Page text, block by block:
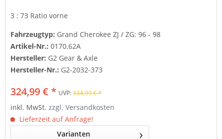
3 : 73 Ratiovorne
Fahrzeugtyp: Grand Cherokee ZJ / ZG: 96 - 98
Artikel-Nr.:0170.62A
Hersteller: G2 Gear & Axle
Hersteller-Nr.: G2-2032-373
324,99 € * UVP:334,99 € *
inkl. MwSt.zzgl. Versandkosten
Lieferzeit auf Anfrage!
Varianten